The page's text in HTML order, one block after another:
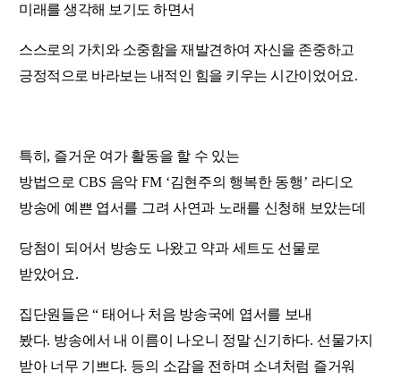
미래를 생각해 보기도 하면서
스스로의 가치와 소중함을 재발견하여 자신을 존중하고
긍정적으로 바라보는 내적인 힘을 키우는 시간이었어요.
특히 , 즐거운 여가 활동을 할 수 있는
방법으로 CBS 음악 FM ‘김현주의 행복한 동행’ 라디오
방송에 예쁜 엽서를 그려 사연과 노래를 신청해 보았는데
당첨이 되어서 방송도 나왔고 약과 세트도 선물로
받았어요.
집단원들은“태어나 처음 방송국에 엽서를 보내
봤다. 방송에서 내 이름이 나오니 정말 신기하다. 선물가지
받아 너무 기쁘다. 등의 소감을 전하며 소녀처럼 즐거워